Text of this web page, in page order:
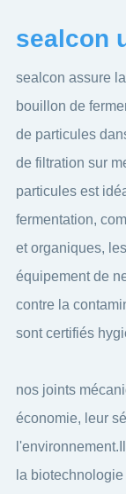
sealcon
sealcon assure
bouillon de
de particules
de filtration sur
particules est
fermentation,
et organiques,
équipement de
contre la
sont certifiés
nos joints
économie, leur
la